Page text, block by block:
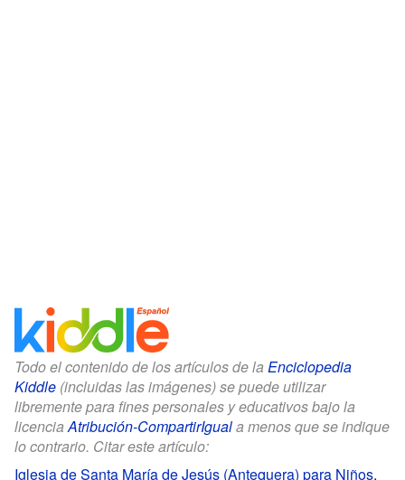
Todo el contenido de los artículos de la Enciclopedia
Kiddle (incluidas las imágenes) se puede utilizar
libremente para fines personales y educativos bajo la
licenciaAtribución-CompartirIguala menos que se indique
lo contrario. Citar este artículo:
Iglesia de Santa María de Jesús (Antequera) para Niños.